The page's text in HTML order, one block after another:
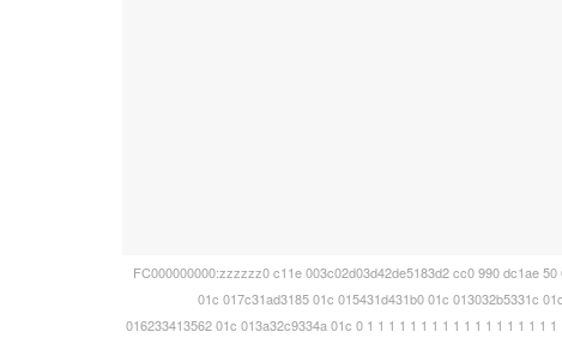
FC000000000:zzzzzz0 c11e 003c02d03d42de5183d2 cc0 990 dc1ae
01c 017c31ad3185 01c 015431d431b0 01c 013032b5331c
016233413562 01c 013a32c9334a 01c 0 1 1 1 1 1 1 1 1 1 1 1 1 1 1 1 1 1